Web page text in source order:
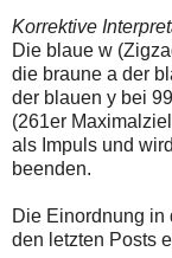
Sollte
das
Problem
weiterbestehen
bitte
ich
um
Kontaktaufnahme
per
robbys-
Korrektive
Die blaue w
die braune a der
der blauen y bei
(261er
als Impuls und
beenden.
Die Einordnung in
den letzten Posts